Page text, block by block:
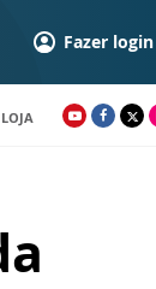
Fazer login
LOJA